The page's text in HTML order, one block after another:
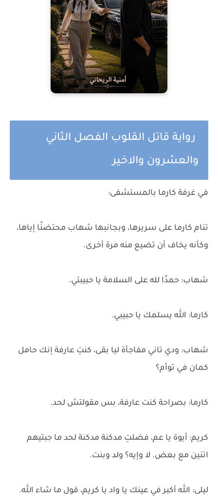
رواية قاتل القلوب الفصل الثاني
والعشرون والاخير
في غرفة كارما بالمستشفى:
تنام كارما على سريرها، وبجانبها شهاب محتضنًا إياها،
وكأنه يخاف أن تضيع منه مرة أخرى.
شهاب: حمدًا لله على السلامة يا حبيبتي.
كارما: الله يسلمك يا حبيبي.
شهاب: ودي تاني مفاجأة ليا بقى، كنتِ عارفة إنك حامل
كمان في توأم؟
كارما: بصراحة كنت عارفة، بس مقولتش لحد.
كريم: أيوة يا عم، فضلتِ مدكنة مدكنة لحد ما جبتيهم
اتنين مع بعض. لا وإيه؟ ولد وبنت.
ليلى: الله أكبر في عينك يا واد يا كريم، قول ما شاء الله.